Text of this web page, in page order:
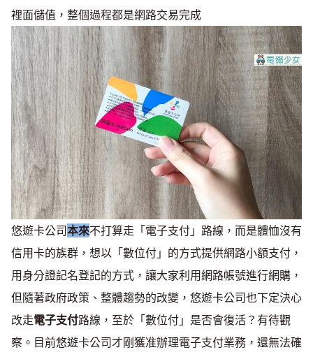
裡面儲值，整個過程都是網路交易完成
悠遊卡公司本來不打算走「電子支付」路線，而是體恤沒有
信用卡的族群，想以「數位付」的方式提供網路小額支付，
用身分證記名登記的方式，讓大家利用網路帳號進行網購，
但隨著政府政策、整體趨勢的改變，悠遊卡公司也下定決心
改走電子支付路線，至於「數位付」是否會復活？有待觀
察。目前悠遊卡公司才剛獲准辦理電子支付業務，還無法確